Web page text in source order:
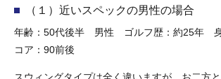
（１）近いスペックの男性の場合
年齢：50代後半 男性 ゴルフ歴：約25年
コア：90前後